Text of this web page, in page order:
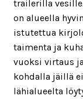
trailerilla
on alueella
istutettua
taimenta ja
vuoksi virtaus
kohdalla jäillä
lähialueelta